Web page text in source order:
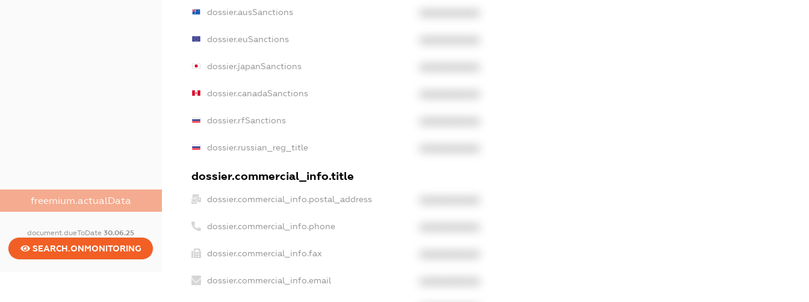
freemium.actualData
document.dueToDate30.06.25
SEARCH.ONMONITORING
dossier.ausSanctions
dossier.euSanctions
dossier.japanSanctions
dossier.canadaSanctions
dossier.rfSanctions
dossier.russian_reg_title
dossier.commercial_info.title
dossier.commercial_info.postal_address
dossier.commercial_info.phone
dossier.commercial_info.fax
dossier.commercial_info.email